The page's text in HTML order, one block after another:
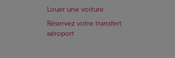
Louer une voiture
Réservez votre transfert
aéroport